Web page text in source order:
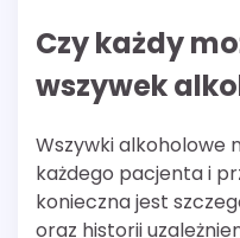
Czy każdy
wszywek
Wszywki alkoholowe
każdego pacjenta i
konieczna jest
oraz historii